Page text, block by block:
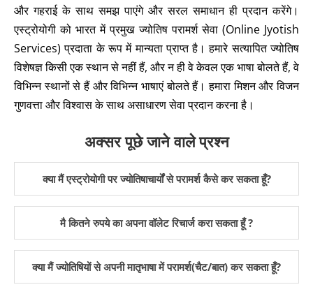
और गहराई के साथ समझ पाएंगे और सरल समाधान ही प्रदान करेंगे।
एस्ट्रोयोगी को भारत में प्रमुख ज्योतिष परामर्श सेवा (Online Jyotish
Services) प्रदाता के रूप में मान्यता प्राप्त है। हमारे सत्यापित ज्योतिष
विशेषज्ञ किसी एक स्थान से नहीं हैं, और न ही वे केवल एक भाषा बोलते हैं, वे
विभिन्न स्थानों से हैं और विभिन्न भाषाएं बोलते हैं। हमारा मिशन और विजन
गुणवत्ता और विश्वास के साथ असाधारण सेवा प्रदान करना है।
अक्सर पूछे जाने वाले प्रश्न
क्या मैं एस्ट्रोयोगी पर ज्योतिषाचार्यों से परामर्श कैसे कर सकता हूँ?
मै कितने रुपये का अपना वॉलेट रिचार्ज करा सकता हूँ ?
क्या मैं ज्योतिषियों से अपनी मातृभाषा में परामर्श(चैट/बात) कर सकता हूँ?